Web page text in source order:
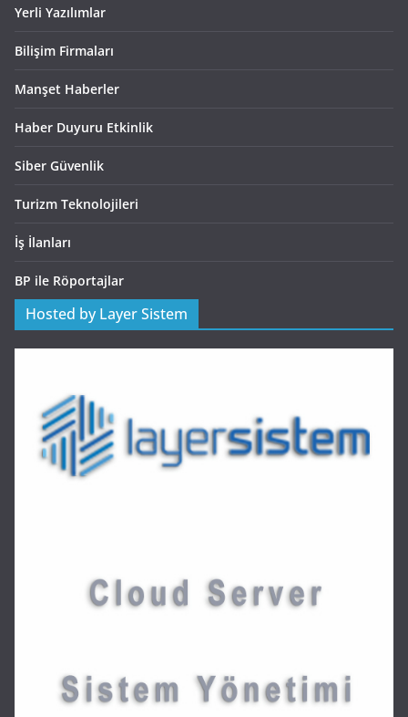
Yerli Yazılımlar
Bilişim Firmaları
Manşet Haberler
Haber Duyuru Etkinlik
Siber Güvenlik
Turizm Teknolojileri
İş İlanları
BP ile Röportajlar
Hosted by Layer Sistem